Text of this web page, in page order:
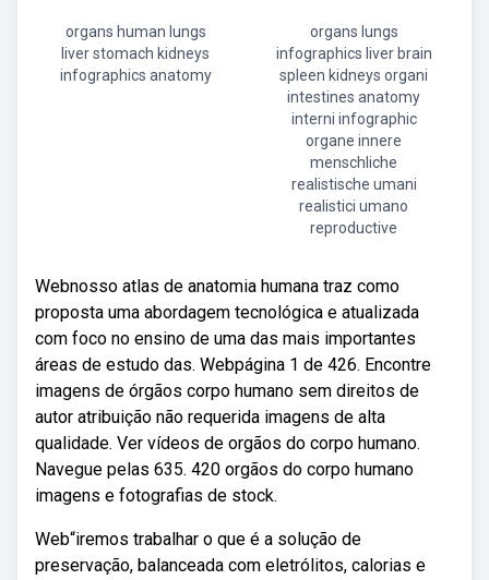
organs human lungs
liver stomach kidneys
infographics anatomy
organs lungs
infographics liver brain
spleen kidneys organi
intestines anatomy
interni infographic
organe innere
menschliche
realistische umani
realistici umano
reproductive
Webnosso atlas de anatomia humana traz como
proposta uma abordagem tecnológica e atualizada
com foco no ensino de uma das mais importantes
áreas de estudo das. Webpágina 1 de 426. Encontre
imagens de órgãos corpo humano sem direitos de
autor atribuição não requerida imagens de alta
qualidade. Ver vídeos de orgãos do corpo humano.
Navegue pelas 635. 420 orgãos do corpo humano
imagens e fotografias de stock.
Web“iremos trabalhar o que é a solução de
preservação, balanceada com eletrólitos, calorias e